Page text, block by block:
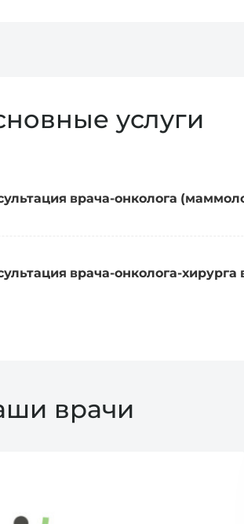
услуги
врача-онколога
врача-онколога-хирурга
врачи